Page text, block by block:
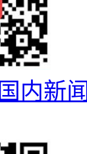
国内新闻